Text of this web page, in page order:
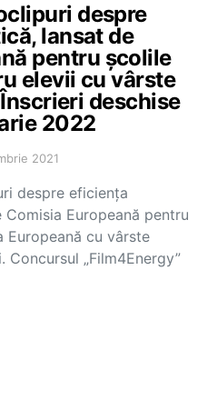
despre
lansat de
pentru școlile
elevii cu vârste
deschise
2022
2021
despre eficiența
Europeană pentru
Europeană cu vârste
Concursul „Film4Energy”